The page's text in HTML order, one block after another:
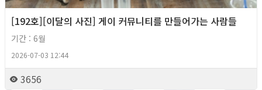
[192호][이달의 사진] 게이 커뮤니티를 만들어가는 사람들
기간 : 6월
2026-07-03 12:44
3656